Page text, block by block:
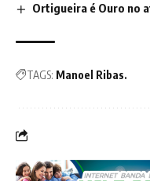
Ortigueira é Ouro no
TAGS: Manoel Ribas.